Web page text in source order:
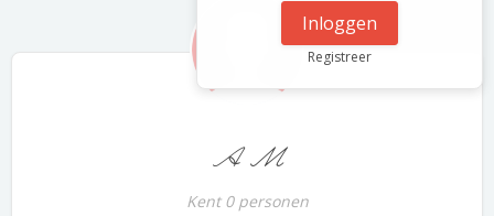
Inloggen
Registreer
A M
Kent 0 personen